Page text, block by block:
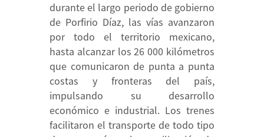
durante el largo periodo de gobierno
de Porfirio Díaz, las vías avanzaron
por todo el territorio mexicano,
hasta alcanzar los 26 000 kilómetros
que comunicaron de punta a punta
costas y fronteras del país,
impulsando su desarrollo
económico e industrial. Los trenes
facilitaron el transporte de todo tipo